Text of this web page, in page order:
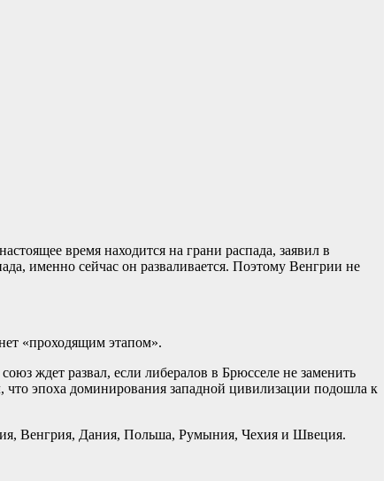
время находится на грани распада, заявил в
именно сейчас он разваливается. Поэтому Венгрии не
«проходящим этапом».
ждет развал, если либералов в Брюсселе не заменить
эпоха доминирования западной цивилизации подошла к
Венгрия, Дания, Польша, Румыния, Чехия и Швеция.